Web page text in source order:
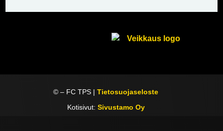
©– FC TPS |Tietosuojaseloste
Kotisivut: Sivustamo Oy